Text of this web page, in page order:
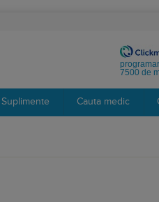
7500 de
Suplimente Cauta medic